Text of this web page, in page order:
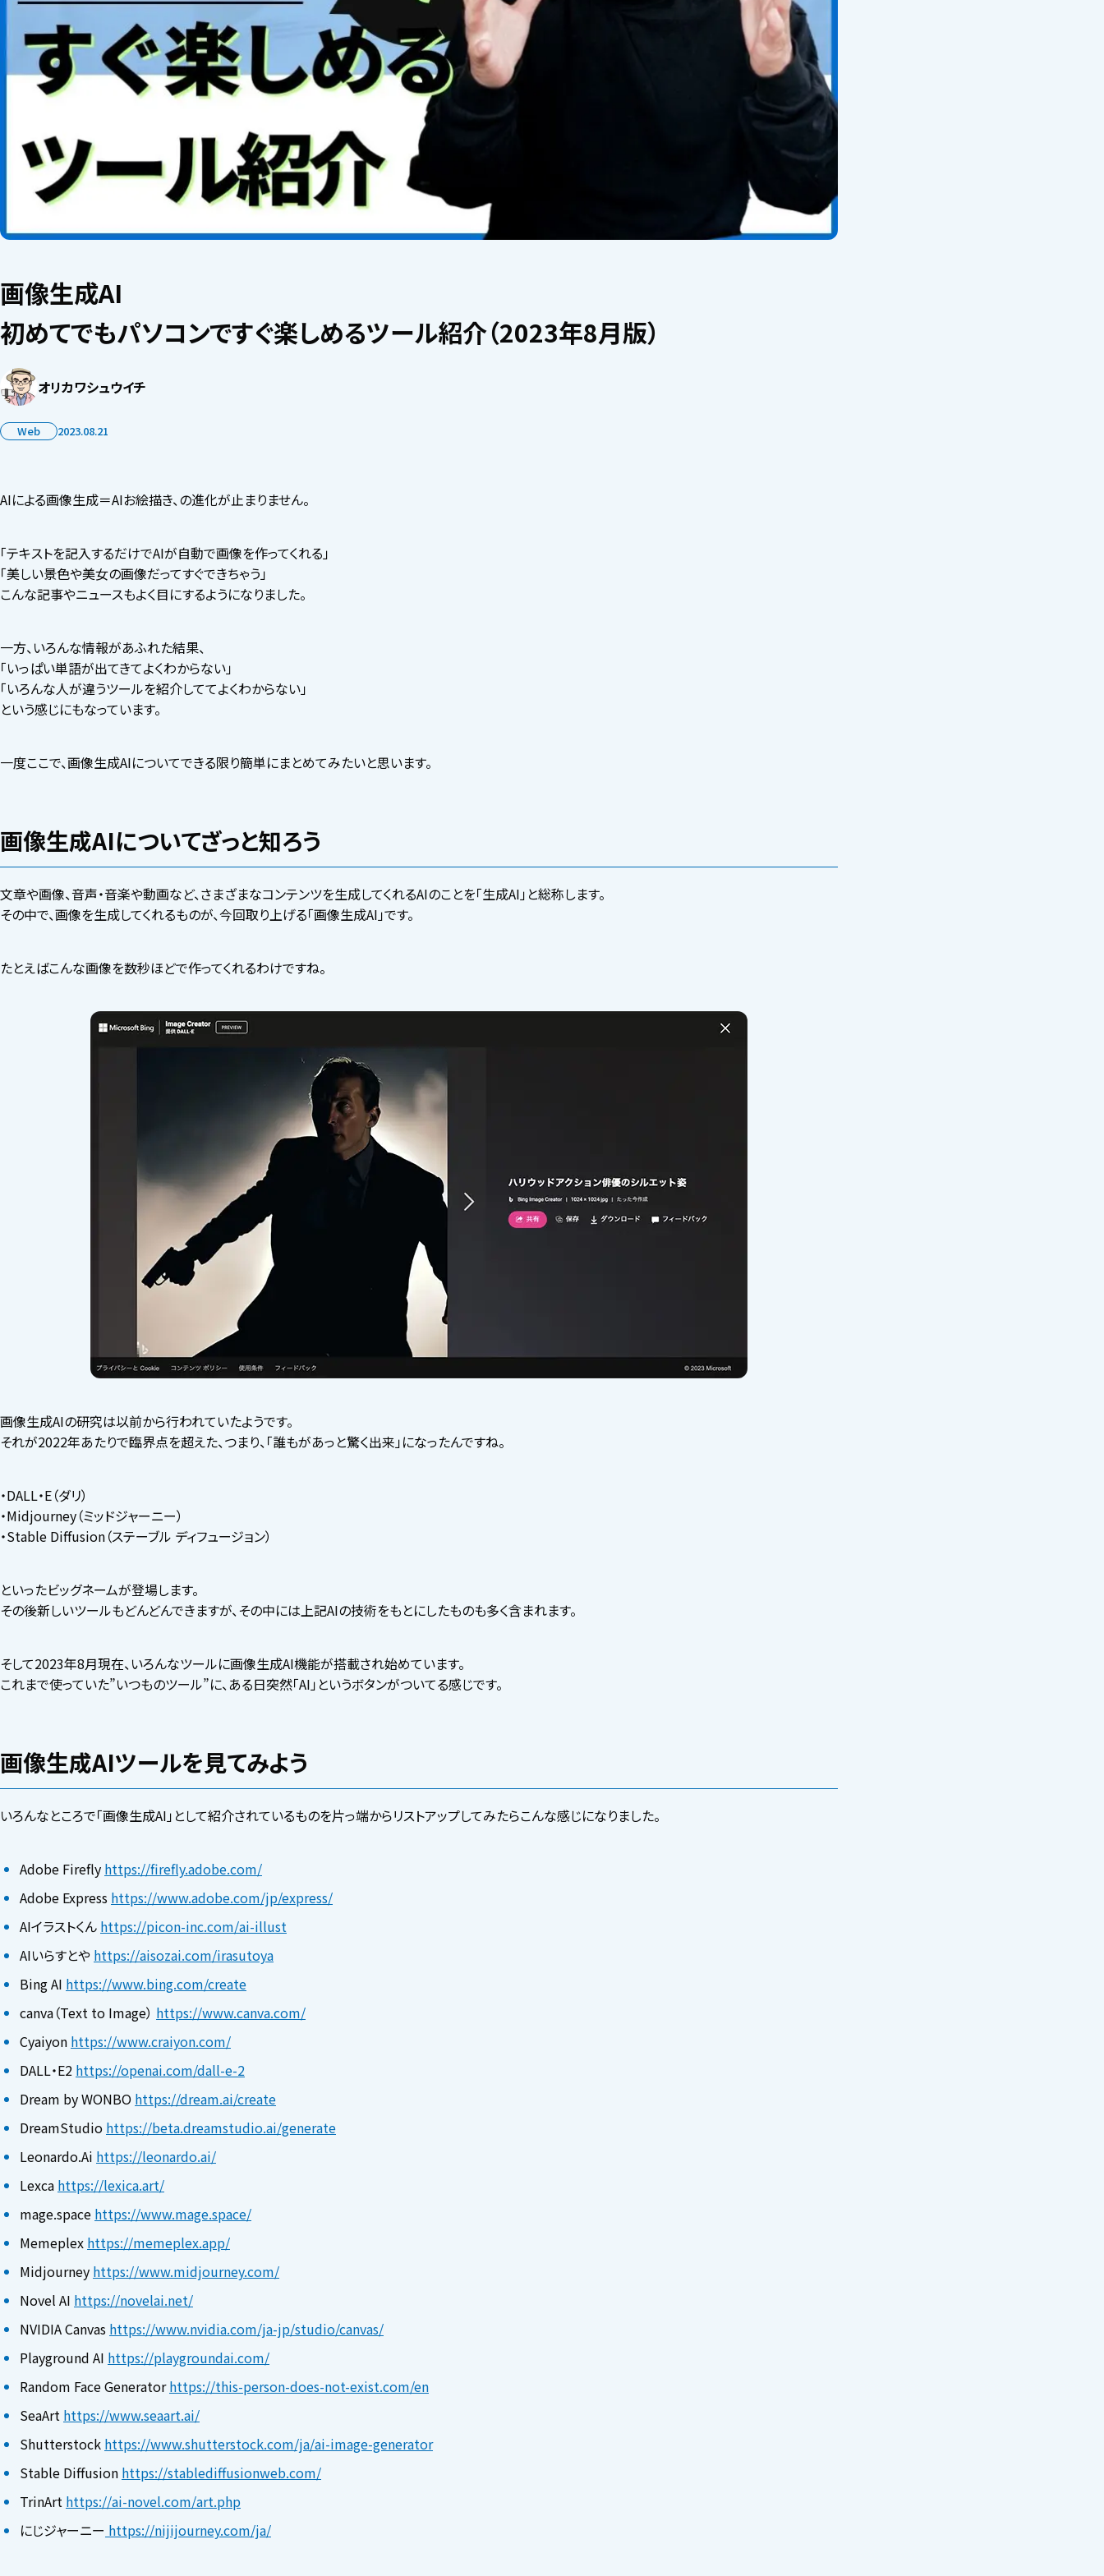
画像生成AI
初めてでもパソコンですぐ楽しめるツール紹介（2023年8月版）
オリカワシュウイチ
Web 2023.08.21
AIによる画像生成＝AIお絵描き、の進化が止まりません。
「テキストを記入するだけでAIが自動で画像を作ってくれる」
「美しい景色や美女の画像だってすぐできちゃう」
こんな記事やニュースもよく目にするようになりました。
一方、いろんな情報があふれた結果、
「いっぱい単語が出てきてよくわからない」
「いろんな人が違うツールを紹介しててよくわからない」
という感じにもなっています。
一度ここで、画像生成AIについてできる限り簡単にまとめてみたいと思います。
画像生成AIについてざっと知ろう
文章や画像、音声・音楽や動画など、さまざまなコンテンツを生成してくれるAIのことを「生成AI」と総称します。
その中で、画像を生成してくれるものが、今回取り上げる「画像生成AI」です。
たとえばこんな画像を数秒ほどで作ってくれるわけですね。
画像生成AIの研究は以前から行われていたようです。
それが2022年あたりで臨界点を超えた、つまり、「誰もがあっと驚く出来」になったんですね。
・DALL・E（ダリ）
・Midjourney（ミッドジャーニー）
・Stable Diffusion（ステーブル ディフュージョン）
といったビッグネームが登場します。
その後新しいツールもどんどんできますが、その中には上記AIの技術をもとにしたものも多く含まれます。
そして2023年8月現在、いろんなツールに画像生成AI機能が搭載され始めています。
これまで使っていた”いつものツール”に、ある日突然「AI」というボタンがついてる感じです。
画像生成AIツールを見てみよう
いろんなところで「画像生成AI」として紹介されているものを片っ端からリストアップしてみたらこんな感じになりました。
Adobe Firefly https://firefly.adobe.com/
Adobe Express https://www.adobe.com/jp/express/
AIイラストくん https://picon-inc.com/ai-illust
AIいらすとや https://aisozai.com/irasutoya
Bing AI https://www.bing.com/create
canva（Text to Image） https://www.canva.com/
Cyaiyon https://www.craiyon.com/
DALL・E2 https://openai.com/dall-e-2
Dream by WONBO https://dream.ai/create
DreamStudio https://beta.dreamstudio.ai/generate
Leonardo.Ai https://leonardo.ai/
Lexca https://lexica.art/
mage.space https://www.mage.space/
Memeplex https://memeplex.app/
Midjourney https://www.midjourney.com/
Novel AI https://novelai.net/
NVIDIA Canvas https://www.nvidia.com/ja-jp/studio/canvas/
Playground AI https://playgroundai.com/
Random Face Generatorhttps://this-person-does-not-exist.com/en
SeaArt https://www.seaart.ai/
Shutterstock https://www.shutterstock.com/ja/ai-image-generator
Stable Diffusion https://stablediffusionweb.com/
TrinArt https://ai-novel.com/art.php
にじジャーニー https://nijijourney.com/ja/